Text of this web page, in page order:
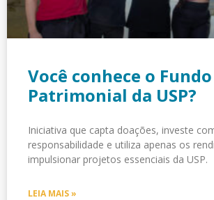
Você conhece o Fundo
Patrimonial da USP?
Iniciativa que capta doações, investe
responsabilidade e utiliza apenas os
impulsionar projetos essenciais da USP.
LEIA MAIS »